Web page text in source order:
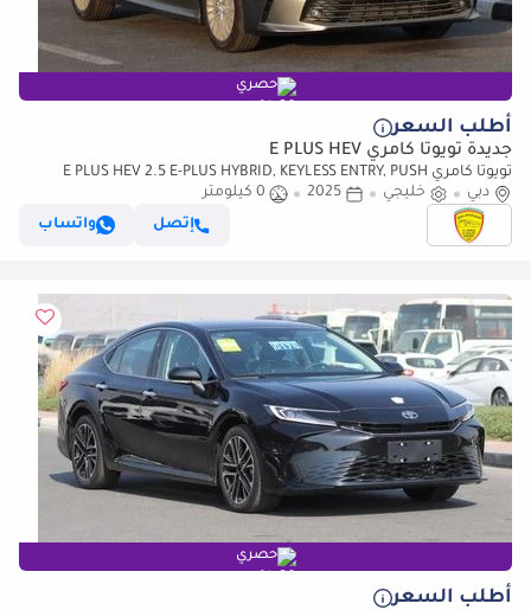
حصري
أطلب السعر
جديدة تويوتا كامري E PLUS HEV
تويوتا كامري E PLUS HEV 2.5 E-PLUS HYBRID, KEYLESS ENTRY, PUSH
START, SUNROOF, MODEL 2025 SAUDI SPECS
دبي خليجي 2025
0 كيلومتر
إتصل
واتساب
حصري
أطلب السعر